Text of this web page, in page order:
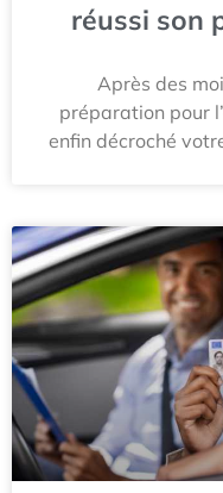
réussi son
Après des
préparation pour
enfin décroché